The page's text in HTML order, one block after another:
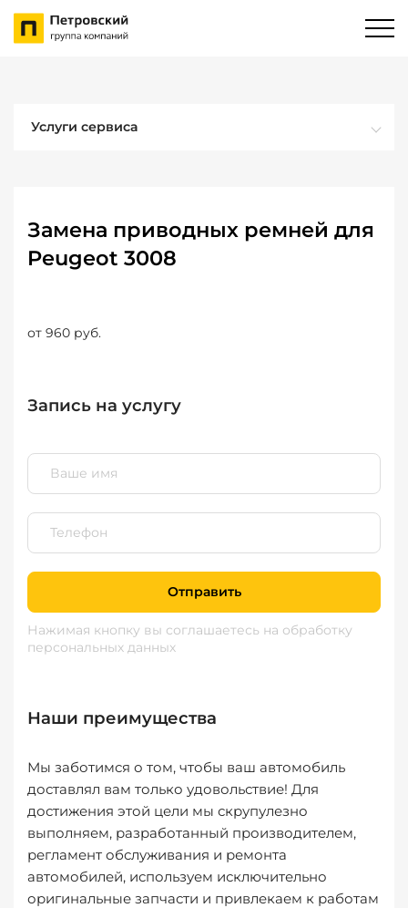
Услуги сервиса
Замена приводных ремней для
Peugeot 3008
от 960 руб.
Запись на услугу
Отправить
Нажимая кнопку вы соглашаетесь на обработку
персональных данных
Наши преимущества
Мы заботимся о том, чтобы ваш автомобиль
доставлял вам только удовольствие! Для
достижения этой цели мы скрупулезно
выполняем, разработанный производителем,
регламент обслуживания и ремонта
автомобилей, используем исключительно
оригинальные запчасти и привлекаем к работам